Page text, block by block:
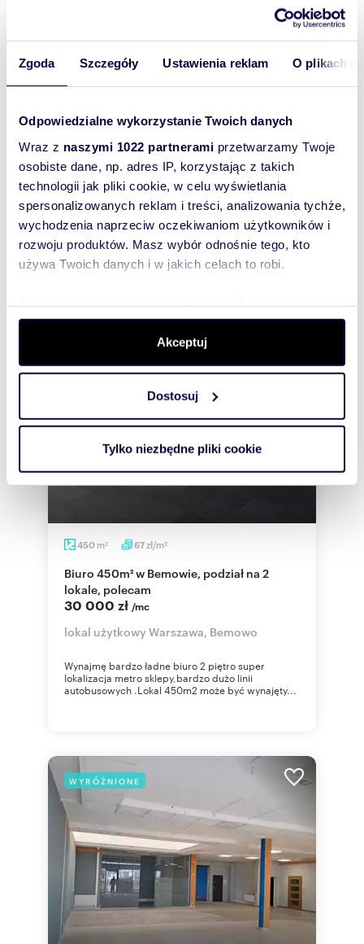
Zgoda Szczegóły Ustawienia reklam O plikach
Odpowiedzialne wykorzystanie Twoich danych
Wraz z naszymi 1022 partnerami przetwarzamy Twoje
osobiste dane, np. adres IP, korzystając z takich
technologii jak pliki cookie, w celu wyświetlania
spersonalizowanych reklam i treści, analizowania tychże,
wychodzenia naprzeciw oczekiwaniom użytkowników i
rozwoju produktów. Masz wybór odnośnie tego, kto
używa Twoich danych i w jakich celach to robi.
dane są przetwarzane oraz ustaw własne preferencje w
. W Deklaracji plików cookie możesz
zmienić lub wycofać swoją zgodę w dowolnej chwili.
Wykorzystujemy pliki cookie do spersonalizowania treści
i reklam, aby oferować funkcje społecznościowe i
korzystasz z naszej witryny, udostępniamy partnerom
korzystania z ich usług.
Akceptuj
Dostosuj
Tylko niezbędne pliki cookie
220m 91zł/m
1500m2 w Bemowie
20 000 zł/mc
lokal użytkowy Warszawa, Bemowo
wynajmę budynek 150m2 osiem pokoji mieszkalno
biurowy ,dwa magazynki plac 1500m2 ogrodzony
media kazda działalność np. komis sam...
WYRÓŻNIONE
450 m2 67zł/m2
Biuro 450m² w Bemowie, podział na 2
lokale, polecam
30 000 zł /mc
lokal użytkowy Warszawa, Bemowo
Wynajmę bardzo ładne biuro 2 piętro super
lokalizacja metro sklepy,bardzo dużo linii
autobusowych .Lokal 450m2 może być wynajęty...
WYRÓŻNIONE